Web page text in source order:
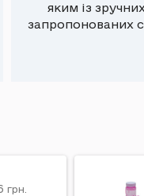
яким із
запропонованих
грн.